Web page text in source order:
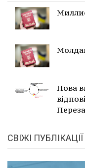
Нова
СВІЖІ ПУБЛІКАЦІЇ